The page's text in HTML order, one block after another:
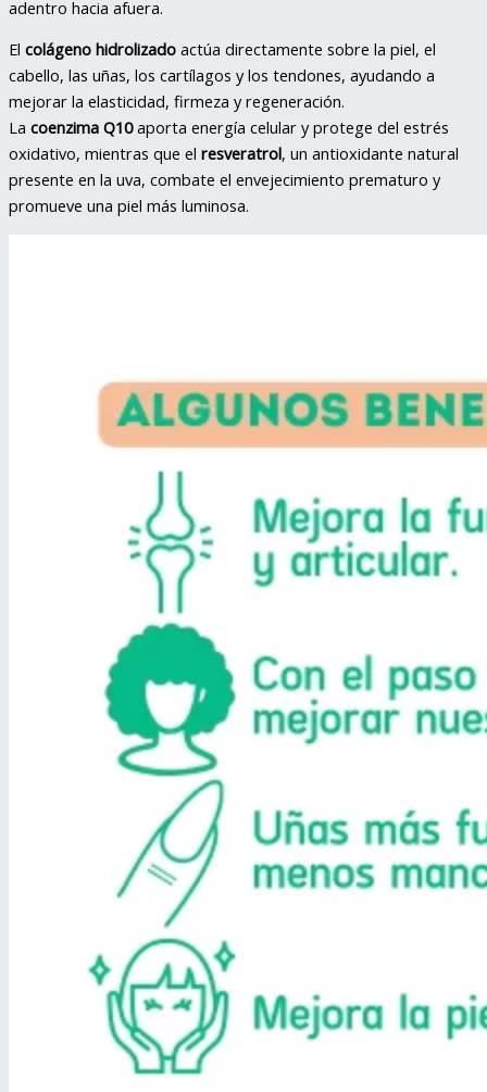
adentro hacia afuera.
El colágeno hidrolizado actúa directamente sobre la piel, el
cabello, las uñas, los cartílagos y los tendones, ayudando a
mejorar la elasticidad, firmeza y regeneración.
La coenzima Q10aporta energía celular y protege del estrés
oxidativo, mientras que el resveratrol, un antioxidante natural
presente en la uva, combate el envejecimiento prematuro y
promueve una piel más luminosa.